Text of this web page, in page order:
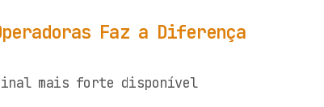
Faz a Diferença
sinal mais forte disponível